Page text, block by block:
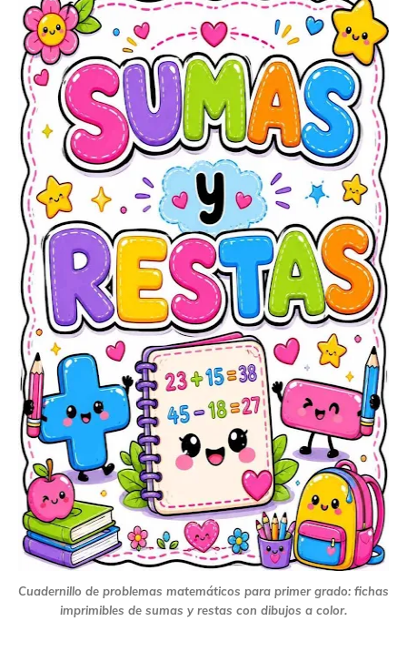
Cuadernillo de problemas matemáticos para primer grado: fichas
imprimibles de sumas y restas con dibujos a color.